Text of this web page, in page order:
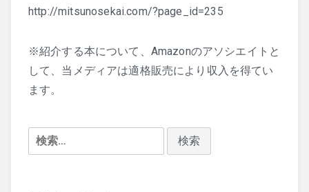
http://mitsunosekai.com/?page_id=235
※紹介する本について、Amazonのアソシエイトと
して、当メディアは適格販売により収入を得てい
ます。
検
索: